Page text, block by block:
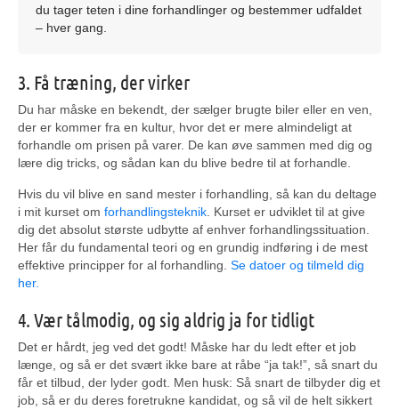
du tager teten i dine forhandlinger og bestemmer udfaldet
– hver gang.
3. Få træning, der virker
Du har måske en bekendt, der sælger brugte biler eller en ven,
der er kommer fra en kultur, hvor det er mere almindeligt at
forhandle om prisen på varer. De kan øve sammen med dig og
lære dig tricks, og sådan kan du blive bedre til at forhandle.
Hvis du vil blive en sand mester i forhandling, så kan du deltage
i mit kurset om forhandlingsteknik . Kurset er udviklet til at give
dig det absolut største udbytte af enhver forhandlingssituation.
Her får du fundamental teori og en grundig indføring i de mest
effektive principper for al forhandling. Se datoer og tilmeld dig
her.
4. Vær tålmodig, og sig aldrig ja for tidligt
Det er hårdt, jeg ved det godt! Måske har du ledt efter et job
længe, og så er det svært ikke bare at råbe “ja tak!”, så snart du
får et tilbud, der lyder godt. Men husk: Så snart de tilbyder dig et
job, så er du deres foretrukne kandidat, og så vil de helt sikkert